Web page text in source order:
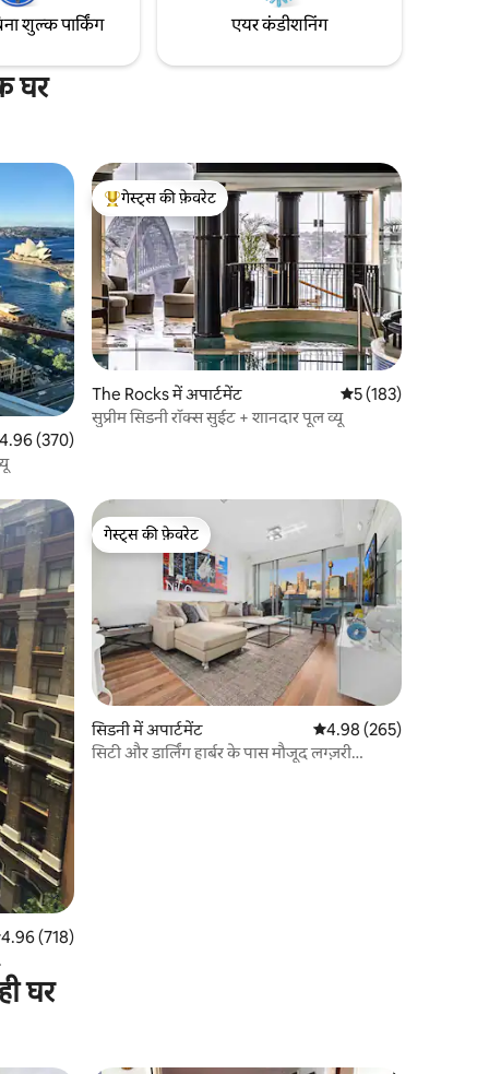
शुल्क पार्किंग एयर कंडीशनिंग
घर
रेटिंग 5 में से 4.96, 370 समीक्षाएँ
4.96 (370)
गेस्ट्स का टॉप फ़ेवरेट
गेस्ट्स की फ़ेवरेट
The Rocks में अपार्टमेंट औसत रेटिंग 5 में से 5,
5 (183)
सुप्रीम सिडनी रॉक्स सुईट + शानदार पूल व्यू
रेटिंग 5 में से 4.96, 718 समीक्षाएँ
4.96 (718)
गेस्ट्स की फ़ेवरेट
गेस्ट्स की फ़ेवरेट
सिडनी में अपार्टमेंट औसत रेटिंग 5 में से 4.98,
4.98 (265)
सिटी और डार्लिंग हार्बर के पास मौजूद लग्ज़री
घर